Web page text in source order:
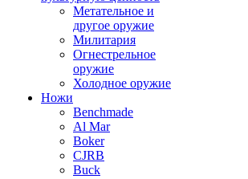
Метательное и
другое оружие
Милитария
Огнестрельное
оружие
Холодное оружие
Ножи
Benchmade
Al Mar
Boker
CJRB
Buck